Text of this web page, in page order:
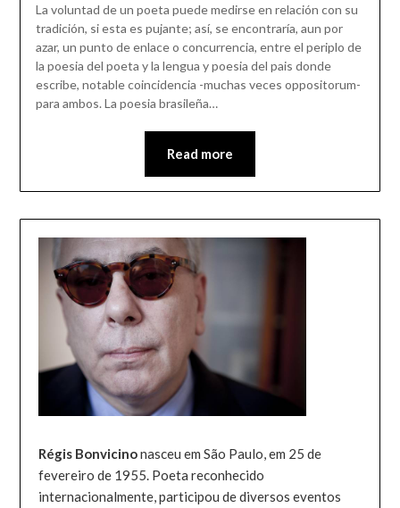
La voluntad de un poeta puede medirse en relación con su
tradición, si esta es pujante; así, se encontraría, aun por
azar, un punto de enlace o concurrencia, entre el periplo de
la poesia del poeta y la lengua y poesia del pais donde
escribe, notable coincidencia -muchas veces oppositorum-
para ambos. La poesia brasileña…
Read more
Régis Bonvicinonasceu em São Paulo, em 25 de
fevereiro de 1955. Poeta reconhecido
internacionalmente, participou de diversos eventos